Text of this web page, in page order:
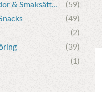
Såser, Kryddor & Smaksättare
(59)
(49)
(2)
(39)
(1)